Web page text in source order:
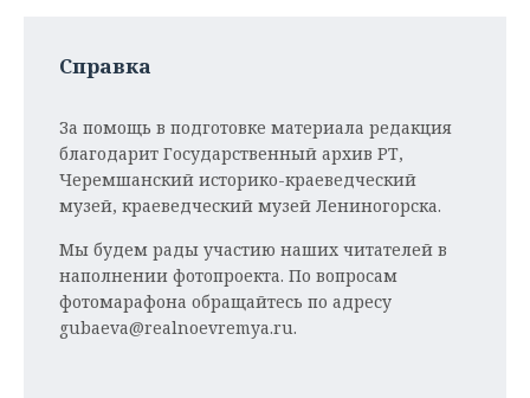
Справка
За помощь в подготовке материала редакция
благодарит Государственный архив РТ,
Черемшанский историко-краеведческий
музей, краеведческий музей Лениногорска.
Мы будем рады участию наших читателей в
наполнении фотопроекта. По вопросам
фотомарафона обращайтесь по адресу
gubaeva@realnoevremya.ru.